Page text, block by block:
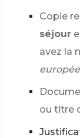
Copie
séjour
avez la
ou titre